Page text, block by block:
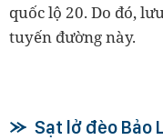
quốc lộ 20. Do đó,
tuyến đường này.
Sạt lở đèo Bảo